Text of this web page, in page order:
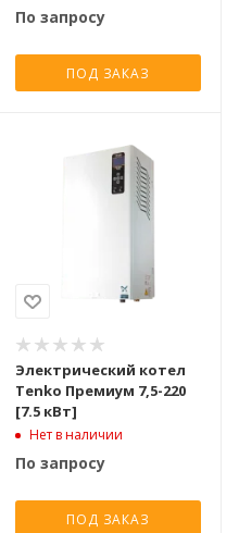
По запросу
ПОД ЗАКАЗ
Электрический котел
Tenko Премиум 7,5-220
[7.5 кВт]
Нет в наличии
По запросу
ПОД ЗАКАЗ